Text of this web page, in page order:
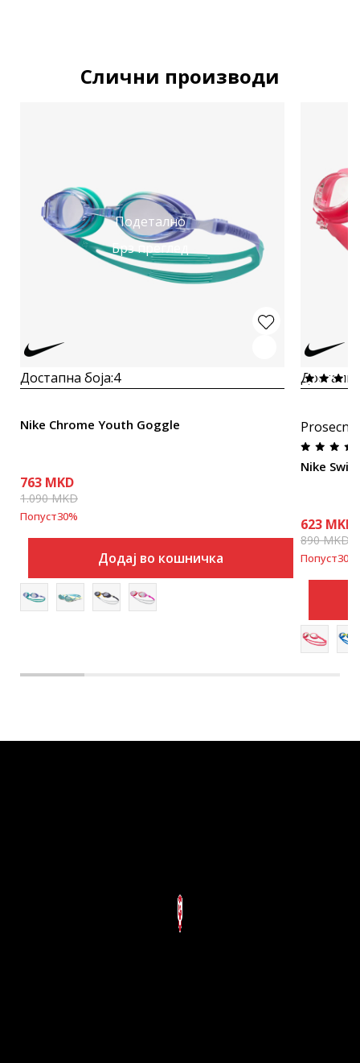
Слични производи
Подетално
Брз преглед
Достапна боја:4
Nike Chrome Youth Goggle
763 MKD
1.090MKD
Попуст30%
Додај во кошничка
Nike Swim
623 MKD
890MKD
Попуст30